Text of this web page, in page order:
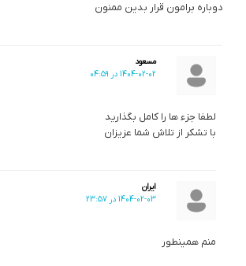
دوباره برامون قرار بدین ممنون
مسعود
1404-02-02 در 04:59
لطفا جزء ها را کامل بگذارید
با تشکر از تلاش شما عزیزان
ایران
1404-02-03 در 23:57
منم همینطور